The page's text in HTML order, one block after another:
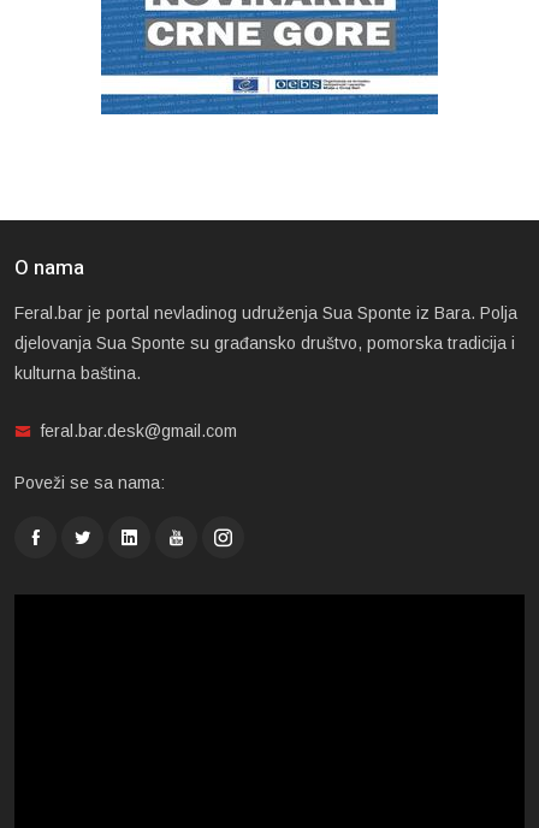
O nama
Feral.bar je portal nevladinog udruženja Sua Sponte iz Bara. Polja
djelovanja Sua Sponte su građansko društvo, pomorska tradicija i
kulturna baština.
feral.bar.desk@gmail.com
Poveži se sa nama: